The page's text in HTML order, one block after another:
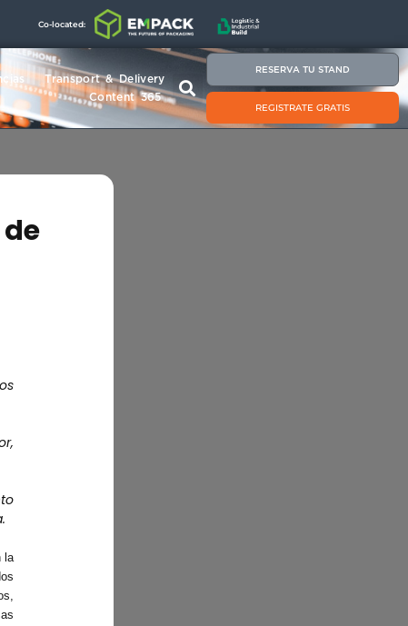
Co-located:
Transport & Delivery
Content 365
RESERVA TU STAND
REGISTRATE GRATIS
la